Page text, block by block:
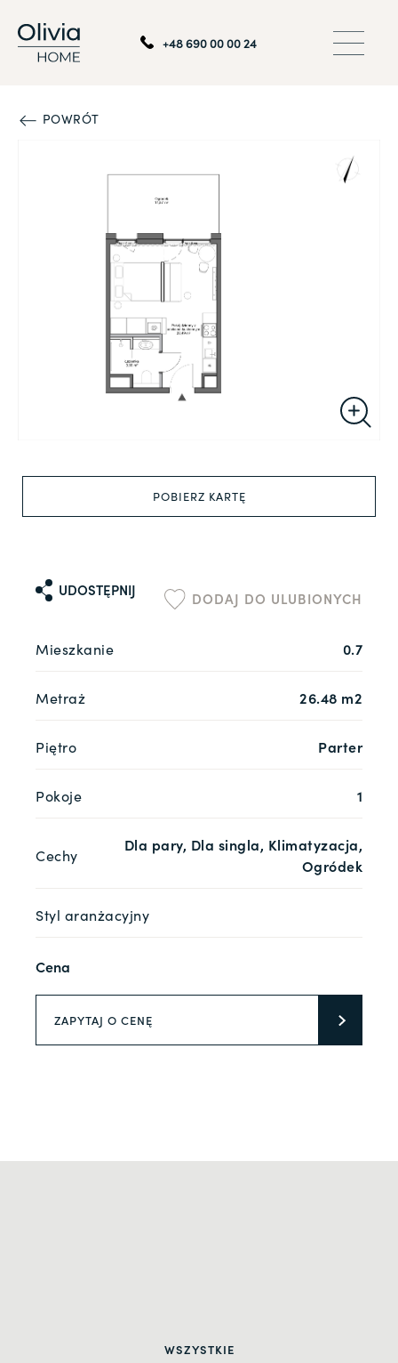
+48 690 00 00 24
POWRÓT
POBIERZ KARTĘ
UDOSTĘPNIJ DODAJ DO ULUBIONYCH
Mieszkanie 0.7
Metraż 26.48 m2
Piętro Parter
Pokoje 1
Cechy
Dla pary, Dla singla, Klimatyzacja,
Ogródek
Styl aranżacyjny
Cena
ZAPYTAJ O CENĘ
WSZYSTKIE